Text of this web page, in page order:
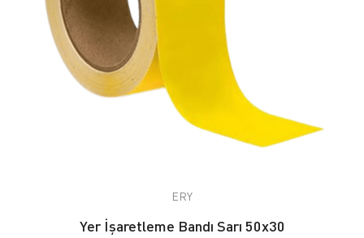
ERY
Yer İşaretleme Bandı Sarı 50x30